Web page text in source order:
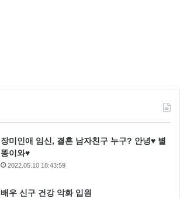
장미인애 임신, 결혼 남자친구 누구? 안녕♥ 별
똥이와♥
2022.05.10 18:43:59
배우 신구 건강 악화 입원